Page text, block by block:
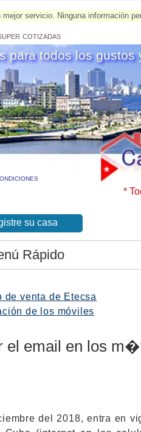
servicio. Ninguna información
cotizadas
*
para todos los gustos
su casa
Rápido
de venta de Etecsa
de los móviles
el email en los
del 2018, entra en